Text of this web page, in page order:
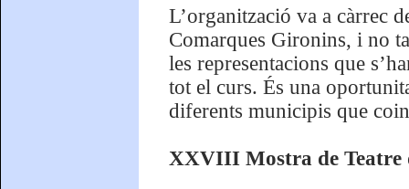
L’organització va a càrrec
Comarques Gironins, i no
les representacions que
tot el curs. És una
diferents municipis que
XXVIII Mostra de Teatre